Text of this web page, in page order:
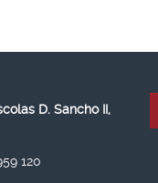
D. Sancho II,
120